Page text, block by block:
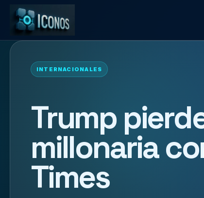
INTERNACIONALES
Trump
millonaria
Times